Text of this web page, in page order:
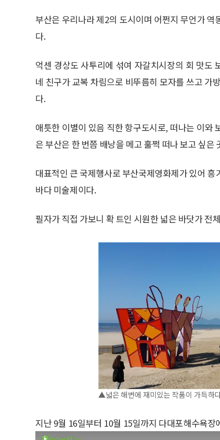
부산은 우리나라 제2의 도시이며 어쩐지 무언가
다.
억센 경상도 사투리에 섞여 자갈치시장의 회 맛도
네 친구가 교복 차림으로 비뚜름히 모자를 쓰고 가
다.
애틋한 이별이 있음 직한 항구도시로, 떠나는 이와
은 부산은 한 번쯤 배낭을 메고 훌쩍 떠나 보고 싶은
대표적인 큰 국제행사로 부산국제영화제가 있어
바다 미술제이다.
필자가 직접 가보니 확 트인 시원한 넓은 바닷가 전
▲넓은 해변에 재미있는 작품이 가득하
지난 9월 16일부터 10월 15일까지 다대포해수욕장